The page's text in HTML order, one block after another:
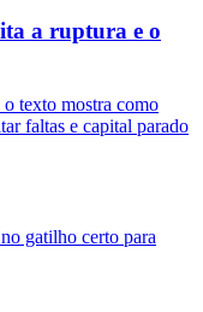
a ruptura e o
texto mostra como
faltas e capital parado